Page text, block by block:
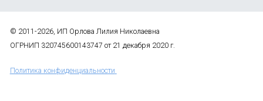
© 2011-2026, ИП Орлова Лилия Николаевна
ОГРНИП 320745600143747 от 21 декабря 2020 г.
Политика конфиденциальности